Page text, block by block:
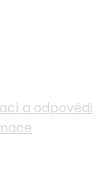
a odpovědi